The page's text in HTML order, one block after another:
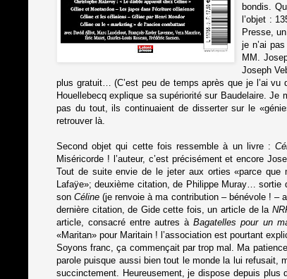
bondis.
l’objet :
Presse,
je n’ai
MM.
Joseph
plus gratuit… (C’est peu de temps après que je l’ai
Houellebecq explique sa supériorité sur Baudelaire.
pas du tout, ils continuaient de disserter sur le
retrouver là.
Second objet qui cette fois ressemble à un livre :
Miséricorde ! l’auteur, c’est précisément et encore
Tout de suite envie de le jeter aux orties «parce que
Lafaÿe»; deuxième citation, de Philippe Muray…
sonCéline (je renvoie à ma contribution – bénévole ! –
dernière citation, de Gide cette fois, un article de la
article, consacré entre autres àBagatelles pour un
«Maritan» pour Maritain ! l’association est pourtant
Soyons franc, ça commençait par trop mal. Ma
parole puisque aussi bien tout le monde la lui refusait,
succinctement. Heureusement, je dispose depuis plus